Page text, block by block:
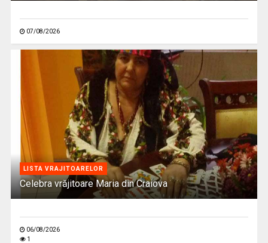
07/08/2026
LISTA VRAJITOARELOR
Celebra vrăjitoare Maria din Craiova
06/08/2026
1